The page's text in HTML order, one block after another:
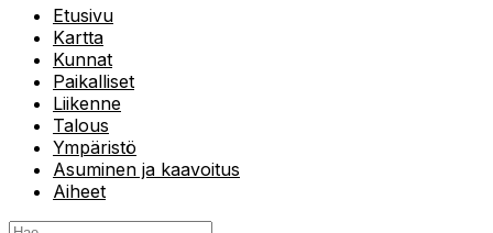
Etusivu
Kartta
Kunnat
Paikalliset
Liikenne
Talous
Ympäristö
Asuminen ja kaavoitus
Aiheet